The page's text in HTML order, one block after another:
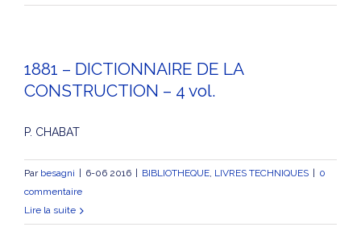
1881 – DICTIONNAIRE DE LA
CONSTRUCTION – 4 vol.
P. CHABAT
Par besagni 6-06 2016 BIBLIOTHEQUE, LIVRES TECHNIQUES
0
commentaire
Lire la suite